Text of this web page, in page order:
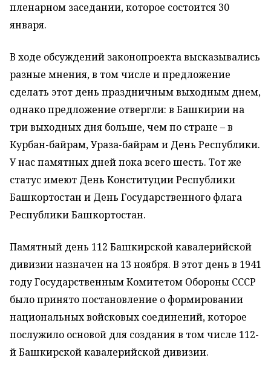
пленарном заседании, которое состоится 30
января.
В ходе обсуждений законопроекта высказывались
разные мнения, в том числе и предложение
сделать этот день праздничным выходным днем,
однако предложение отвергли: в Башкирии на
три выходных дня больше, чем по стране – в
Курбан-байрам, Ураза-байрам и День Республики.
У нас памятных дней пока всего шесть. Тот же
статус имеют День Конституции Республики
Башкортостан и День Государственного флага
Республики Башкортостан.
Памятный день 112 Башкирской кавалерийской
дивизии назначен на 13 ноября. В этот день в 1941
году Государственным Комитетом Обороны СССР
было принято постановление о формировании
национальных войсковых соединений, которое
послужило основой для создания в том числе 112-
й Башкирской кавалерийской дивизии.